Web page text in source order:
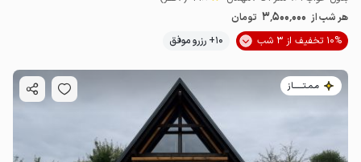
هر شب از 3٬500٬000 تومان
10% تخفیف از 3 شب
10+ رزرو موفق
مـمـتــــــاز